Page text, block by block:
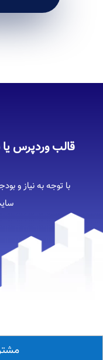
قالب وردپرس
با توجه به نیاز و